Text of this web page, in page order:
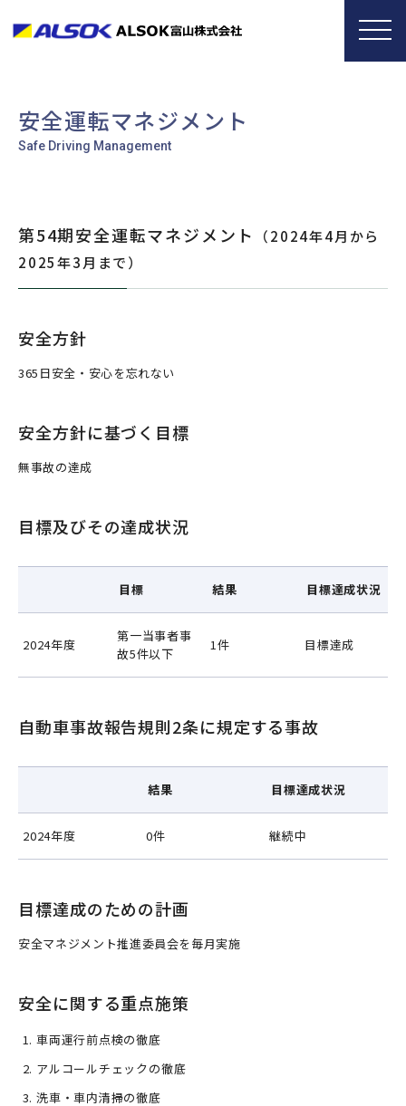
安全運転マネジメント
第54期安全運転マネジメント
（2024年4月から
2025年3月まで）
安全方針
365日安全・安心を忘れない
安全方針に基づく目標
無事故の達成
目標及びその達成状況
目標 結果 目標達成状況
2024年度
第一当事者事
故5件以下
1件 目標達成
自動車事故報告規則2条に規定する事故
結果 目標達成状況
2024年度 0件 継続中
目標達成のための計画
安全マネジメント推進委員会を毎月実施
安全に関する重点施策
車両運行前点検の徹底
アルコールチェックの徹底
洗車・車内清掃の徹底